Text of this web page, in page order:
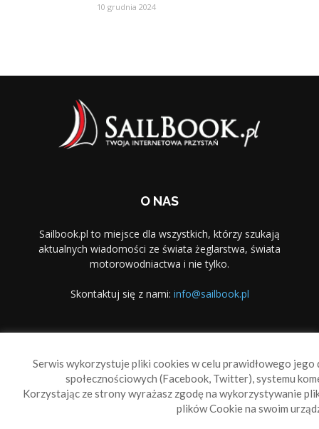
10 grudnia 2024
O NAS
Sailbook.pl to miejsce dla wszystkich, którzy szukają
aktualnych wiadomości ze świata żeglarstwa, świata
motorowodniactwa i nie tylko.
Skontaktuj się z nami: info@sailbook.pl
Serwis wykorzystuje pliki cookies w celu prawidłowego
społecznościowych (Facebook, Twitter), systemu
Korzystając ze strony wyrażasz zgodę na wykorzystywanie
plików Cookie na swoim